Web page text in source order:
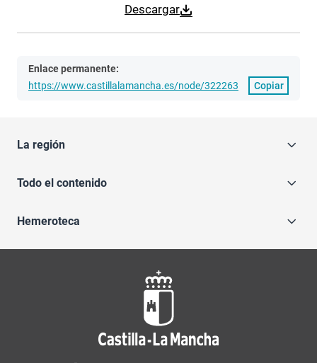
Descargar
Enlace permanente:
https://www.castillalamancha.es/node/322263
Copiar
La región
Todo el contenido
Hemeroteca